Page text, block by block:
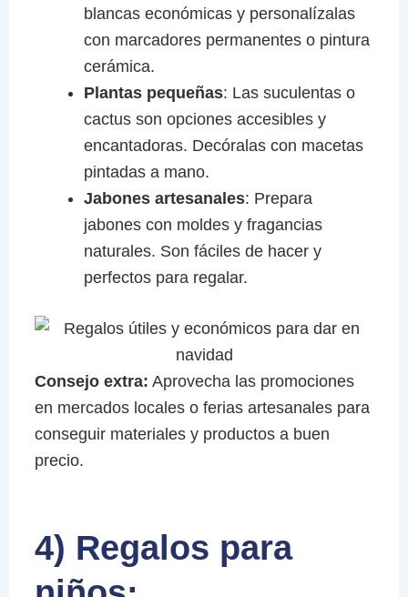
blancas económicas y personalízalas
con marcadores permanentes o pintura
cerámica.
Plantas pequeñas: Las suculentas o
cactus son opciones accesibles y
encantadoras. Decóralas con macetas
pintadas a mano.
Jabones artesanales: Prepara
jabones con moldes y fragancias
naturales. Son fáciles de hacer y
perfectos para regalar.
Consejo extra: Aprovecha las promociones
en mercados locales o ferias artesanales para
conseguir materiales y productos a buen
precio.
4) Regalos para